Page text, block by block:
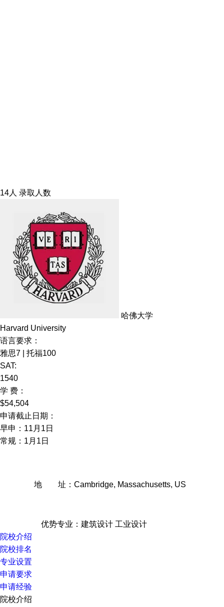
14人 录取人数
哈佛大学
Harvard University
语言要求：
雅思7 | 托福100
SAT:
1540
学 费：
$54,504
申请截止日期：
早申：11月1日
常规：1月1日
地 址：Cambridge, Massachusetts, US
优势专业：建筑设计 工业设计
院校介绍
院校排名
专业设置
申请要求
申请经验
院校介绍